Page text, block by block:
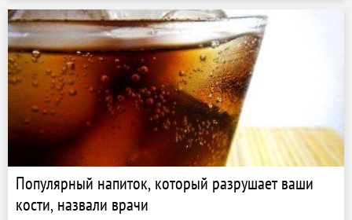
Популярный напиток, который разрушает ваши
кости, назвали врачи